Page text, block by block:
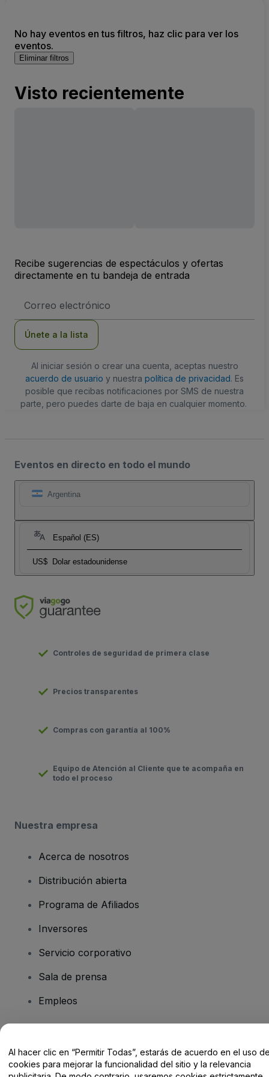
No hay eventos en tus filtros, haz clic para ver los
eventos.
Eliminar filtros
Visto recientemente
Recibe sugerencias de espectáculos y ofertas
directamente en tu bandeja de entrada
de
Únete a la lista
Al iniciar sesión o crear una cuenta, aceptas nuestro
acuerdo de usuario y nuestra política de privacidad. Es
posible que recibas notificaciones por SMS de nuestra
parte, pero puedes darte de baja en cualquier momento.
Eventos en directo en todo el mundo
Argentina
Español (ES)
US$ Dolar estadounidense
Controles de seguridad de primera clase
Precios transparentes
Compras con garantía al 100%
Equipo de Atención al Cliente que te acompaña en
todo el proceso
Nuestra empresa
Acerca de nosotros
Distribución abierta
Programa de Afiliados
Inversores
Servicio corporativo
Sala de prensa
Empleos
Centro de Ayuda / Contacto
Al hacer clic en “Permitir Todas”, estarás de acuerdo en el uso
cookies para mejorar la funcionalidad del sitio y la relevancia